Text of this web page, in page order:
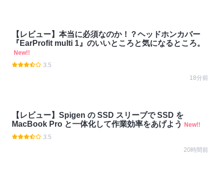
【レビュー】本当に必須なのか！？ヘッドホンカバー
『EarProfit multi 1』のいいところと気になるところ。
New!!
3.5
18分前
【レビュー】Spigen の SSD スリーブで SSD を
MacBook Pro と一体化して作業効率をあげよう
New!!
3.5
20時間前